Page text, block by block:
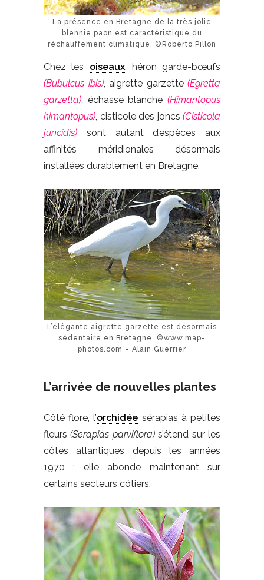
La présence en Bretagne de la très jolie
blennie paon est caractéristique du
réchauffement climatique. ©Roberto Pillon
Chez les oiseaux, héron garde-bœufs
(Bubulcus ibis), aigrette garzette (Egretta
garzetta) , échasse blanche (Himantopus
himantopus) , cisticole des joncs (Cisticola
juncidis) sont autant d’espèces aux
affinités méridionales désormais
installées durablement en Bretagne.
L’élégante aigrette garzette est désormais
sédentaire en Bretagne. ©www.map-
photos.com – Alain Guerrier
L’arrivée de nouvelles plantes
Côté flore, l’orchidée sérapias à petites
fleurs(Serapias parviflora)s’étend sur les
côtes atlantiques depuis les années
1970 ; elle abonde maintenant sur
certains secteurs côtiers.